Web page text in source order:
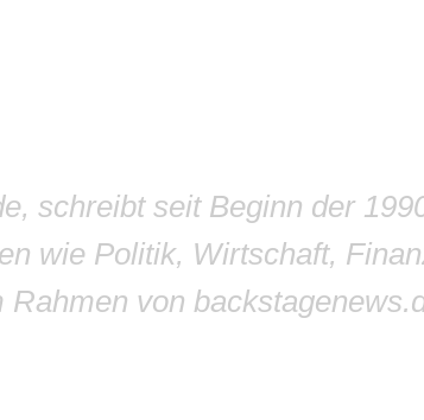
schreibt seit Beginn der
wie Politik, Wirtschaft,
von